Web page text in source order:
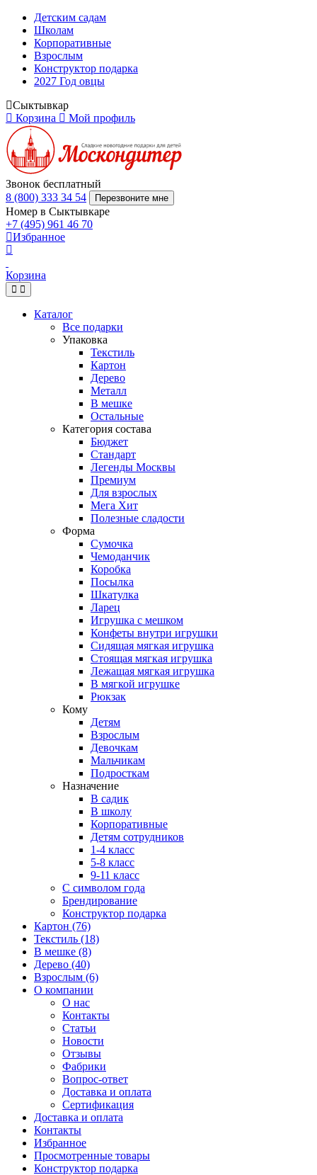
Детским садам
Школам
Корпоративные
Взрослым
Конструктор подарка
2027 Год овцы
Сыктывкар
Корзина
Мой профиль
Звонок бесплатный
8 (800) 333 34 54
Перезвоните мне
Номер в Сыктывкаре
+7 (495) 961 46 70
Избранное
Корзина
Каталог
Все подарки
Упаковка
Текстиль
Картон
Дерево
Металл
В мешке
Остальные
Категория состава
Бюджет
Стандарт
Легенды Москвы
Премиум
Для взрослых
Мега Хит
Полезные сладости
Форма
Сумочка
Чемоданчик
Коробка
Посылка
Шкатулка
Ларец
Игрушка с мешком
Конфеты внутри игрушки
Сидящая мягкая игрушка
Стоящая мягкая игрушка
Лежащая мягкая игрушка
В мягкой игрушке
Рюкзак
Кому
Детям
Взрослым
Девочкам
Мальчикам
Подросткам
Назначение
В садик
В школу
Корпоративные
Детям сотрудников
1-4 класс
5-8 класс
9-11 класс
С символом года
Брендирование
Конструктор подарка
Картон (76)
Текстиль (18)
В мешке (8)
Дерево (40)
Взрослым (6)
О компании
О нас
Контакты
Статьи
Новости
Отзывы
Фабрики
Вопрос-ответ
Доставка и оплата
Сертификация
Доставка и оплата
Контакты
Избранное
Просмотренные товары
Конструктор подарка